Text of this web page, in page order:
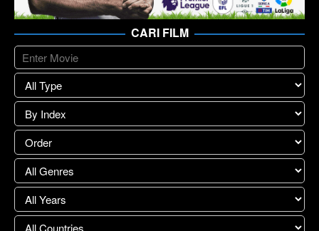
CARI FILM